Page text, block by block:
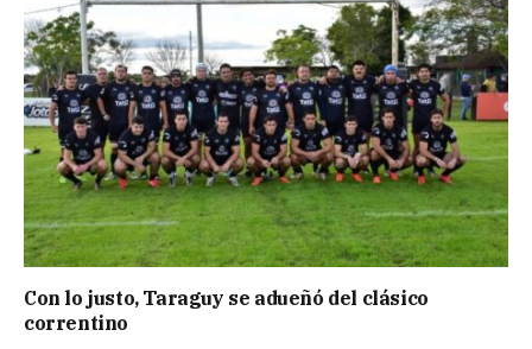
Con lo justo, Taraguy se adueñó del clásico
correntino